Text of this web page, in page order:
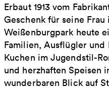
Erbaut 1913 vom
Geschenk für seine Frau
Weißenburgpark heute
Familien, Ausflügler und
Kuchen im Jugendstil-
und herzhaften Speisen
wunderbaren Blick auf